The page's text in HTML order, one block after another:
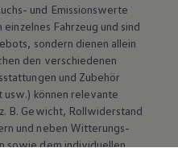
und Emissionswerte
Fahrzeug und sind
sondern dienen allein
den verschiedenen
und Zubehör
können relevante
z. B. Gewicht, Rollwiderstand
und neben Witterungs-
sowie dem individuellen